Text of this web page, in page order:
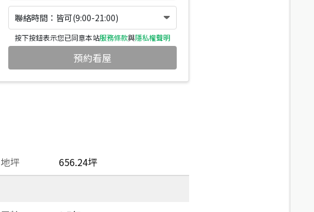
聯絡時間：皆可(9:00-21:00)
按下按鈕表示您已同意本站服務條款與隱私權聲明
預約看屋
地坪
656.24坪